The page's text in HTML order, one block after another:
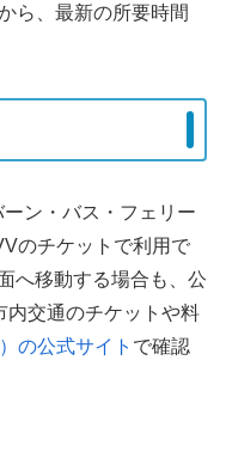
ら、最新の所要時間
ン・バス・フェリー
のチケットで利用で
へ移動する場合も、公
内交通のチケットや料
の公式サイト で確認